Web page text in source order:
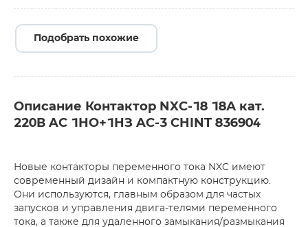
Подобрать похожие
Описание Контактор NXC-18 18А кат.
220В AC 1НО+1НЗ AC-3 CHINT 836904
Новые контакторы переменного тока NXC имеют
современный дизайн и компактную конструкцию.
Они используются, главным образом для частых
запусков и управления двига-телями переменного
тока, а также для удаленного замыкания/размыкания